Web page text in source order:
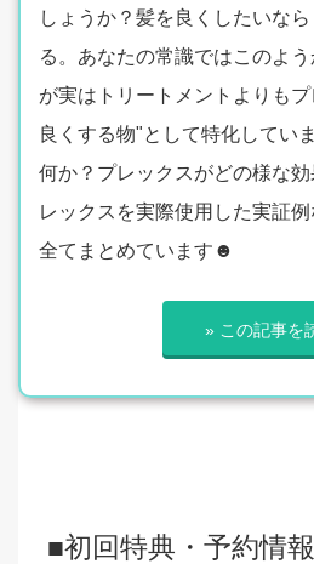
しょうか？髪を良くしたいな
る。あなたの常識ではこのよ
が実はトリートメントよりも
良くする物"として特化してい
何か？プレックスがどの様な
レックスを実際使用した実証
全てまとめています☻
» この記事を
■初回特典・予約情